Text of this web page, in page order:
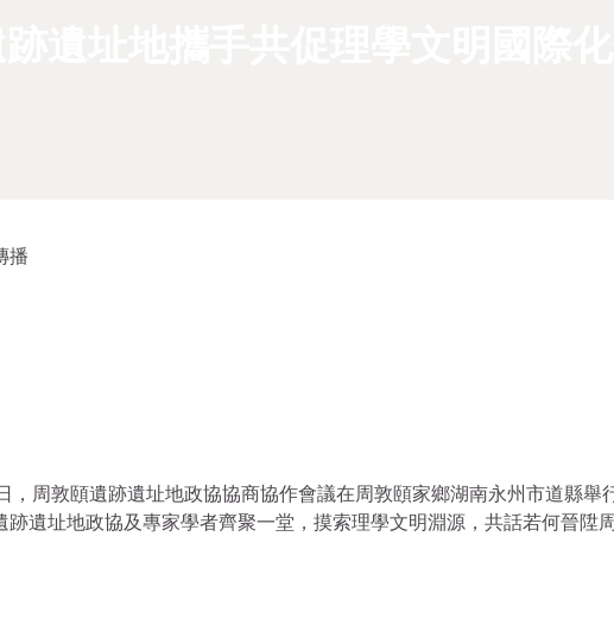
播
，周敦頤遺跡遺址地政協協商協作會議在周敦頤家鄉湖南永州市道縣舉
遺址地政協及專家學者齊聚一堂，摸索理學文明淵源，共話若何晉陞